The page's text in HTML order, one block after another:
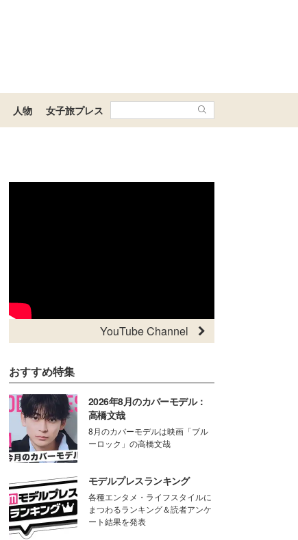
人物 女子旅プレス
YouTube Channel
おすすめ特集
2026年8月のカバーモデル：
高橋文哉
8月のカバーモデルは映画「ブル
ーロック」の高橋文哉
モデルプレスランキング
各種エンタメ・ライフスタイルに
まつわるランキング＆読者アンケ
ート結果を発表